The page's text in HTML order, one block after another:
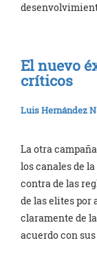
El nuevo
críticos
Luis Hernández
La otra
los canales de
contra de las
de las elites por
claramente de
acuerdo con